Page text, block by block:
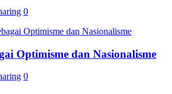
0
Optimisme dan Nasionalisme
0